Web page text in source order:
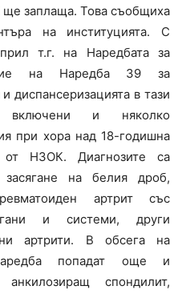
заплаща. Това съобщиха
на институцията. С
т.г. на Наредбата за
на Наредба 39 за
диспансеризацията в тази
и няколко
при хора над 18-годишна
от НЗОК. Диагнозите са
на белия дроб,
артрит със
и системи, други
артрити. В обсега на
попадат още и
спондилит,